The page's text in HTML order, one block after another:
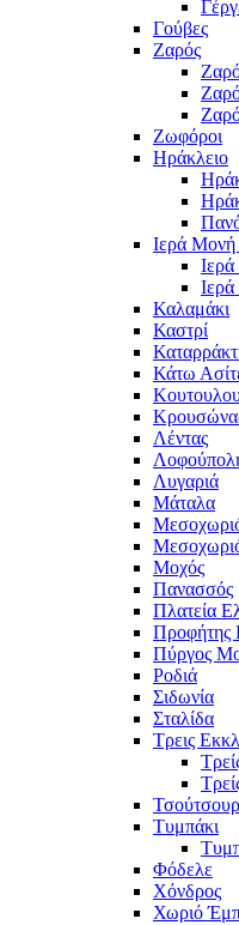
Γούβες
Ζαρός
Ζωφόροι
Ηράκλειο
Ιερά Μονή
Καλαμάκι
Καστρί
Κάτω
Λέντας
Λυγαριά
Μάταλα
Μοχός
Πανασσός
Πλατεία
Προφήτης
Πύργος
Ροδιά
Σιδωνία
Σταλίδα
Τρεις
Τυμπάκι
Φόδελε
Χόνδρος
Χωριό